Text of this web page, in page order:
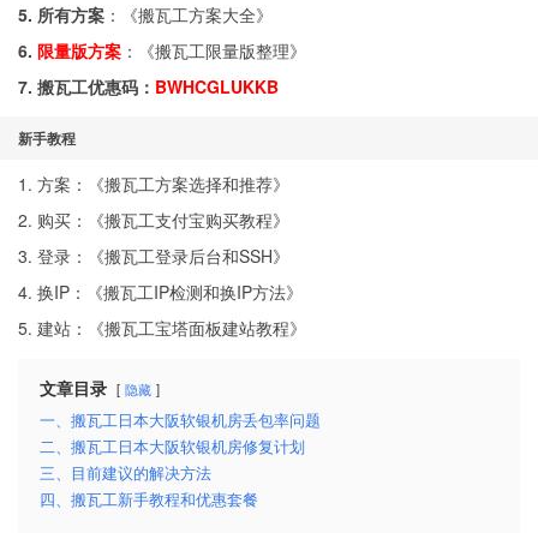
5. 所有方案 ：《搬瓦工方案大全》
6. 限量版方案 ：《搬瓦工限量版整理》
7. 搬瓦工优惠码： BWHCGLUKKB
新手教程
1. 方案：《搬瓦工方案选择和推荐》
2. 购买：《搬瓦工支付宝购买教程》
3. 登录：《搬瓦工登录后台和SSH》
4. 换IP：《搬瓦工IP检测和换IP方法》
5. 建站：《搬瓦工宝塔面板建站教程》
文章目录 隐藏
一、搬瓦工日本大阪软银机房丢包率问题
二、搬瓦工日本大阪软银机房修复计划
三、目前建议的解决方法
四、搬瓦工新手教程和优惠套餐